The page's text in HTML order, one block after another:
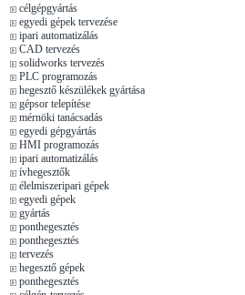
célgépgyártás
egyedi gépek tervezése
ipari automatizálás
CAD tervezés
solidworks tervezés
PLC programozás
hegesztő készülékek gyártása
gépsor telepítése
mérnöki tanácsadás
egyedi gépgyártás
HMI programozás
ipari automatizálás
ívhegesztők
élelmiszeripari gépek
egyedi gépek
gyártás
ponthegesztés
ponthegesztés
tervezés
hegesztő gépek
ponthegesztés